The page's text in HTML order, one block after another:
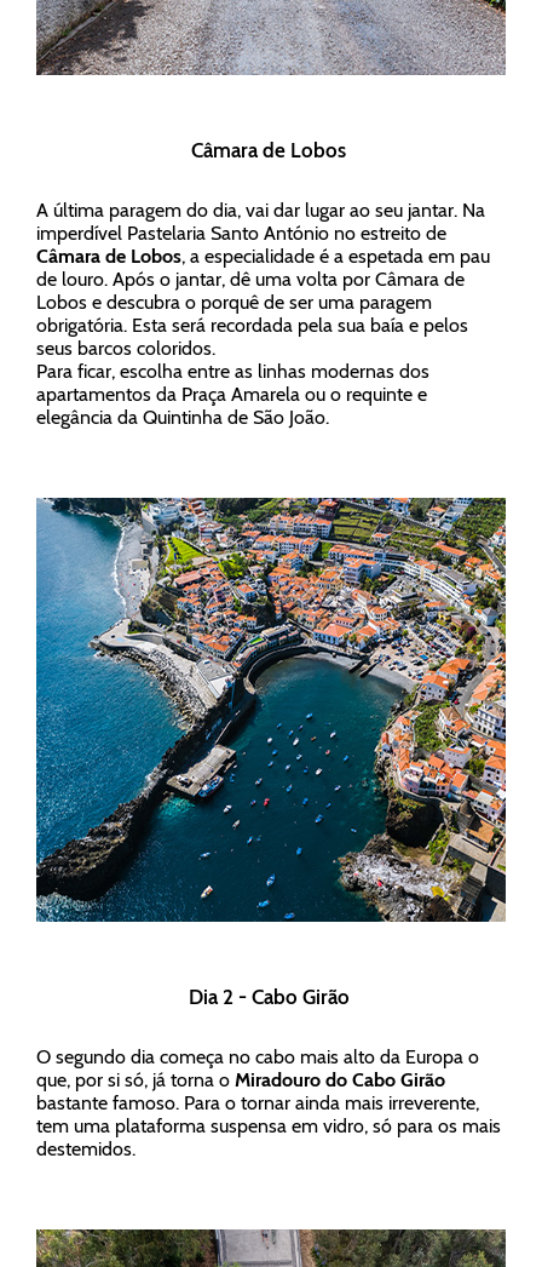
Câmara de Lobos
A última paragem do dia, vai dar lugar ao seu jantar. Na
imperdível Pastelaria Santo António no estreito de
Câmara de Lobos, a especialidade é a espetada em pau
de louro. Após o jantar, dê uma volta por Câmara de
Lobos e descubra o porquê de ser uma paragem
obrigatória. Esta será recordada pela sua baía e pelos
seus barcos coloridos.
Para ficar, escolha entre as linhas modernas dos
apartamentos da Praça Amarela ou o requinte e
elegância da Quintinha de São João.
Dia 2 - Cabo Girão
O segundo dia começa no cabo mais alto da Europa o
que, por si só, já torna o Miradouro do Cabo Girão
bastante famoso. Para o tornar ainda mais irreverente,
tem uma plataforma suspensa em vidro, só para os mais
destemidos.